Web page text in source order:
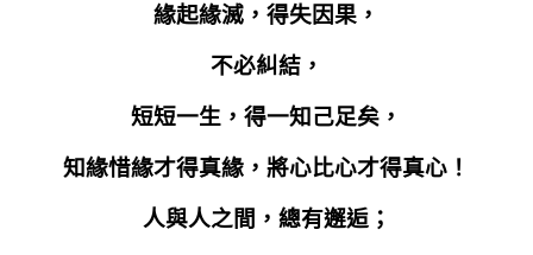
緣起緣滅，得失因果，
不必糾結，
短短一生，得一知己足矣，
知緣惜緣才得真緣，將心比心才得真心！
人與人之間，總有邂逅；